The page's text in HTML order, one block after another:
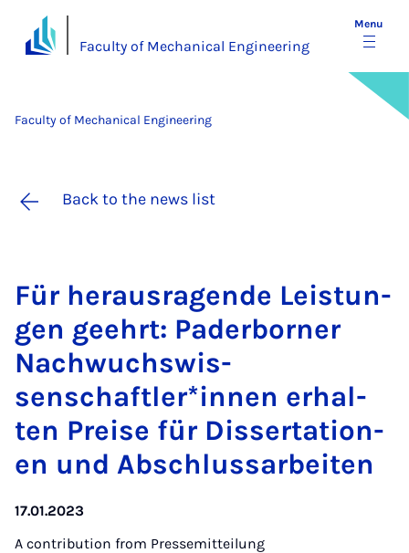
Faculty of Mechanical Engineering
Menu
Faculty of Mechanical Engineering
Back to the news list
Für heraus­ra­gende Leis­tun­
gen geehrt: Pader­borner
Nachwuch­swis­
senschaftler­*innen er­hal­
ten Pre­ise für Dis­ser­ta­tion­
en und Ab­schlus­sarbeiten
17.01.2023
A contribution from Pressemitteilung